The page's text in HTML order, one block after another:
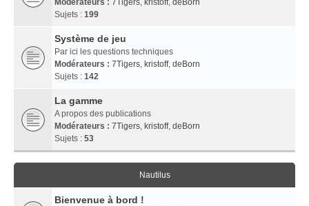
Modérateurs : 7Tigers, kristoff, deBorn
Sujets : 199
Système de jeu
Par ici les questions techniques
Modérateurs : 7Tigers, kristoff, deBorn
Sujets : 142
La gamme
A propos des publications
Modérateurs : 7Tigers, kristoff, deBorn
Sujets : 53
Nautilus
Bienvenue à bord !